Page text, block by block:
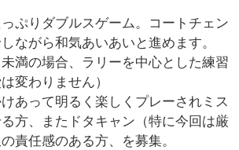
ぷりダブルスゲーム。コートチェン
ながら和気あいあいと進めます。
未満の場合、ラリーを中心とした練習
変わりません）
あって明るく楽しくプレーされミス
方、またドタキャン（特に今回は厳
責任感のある方、を募集。